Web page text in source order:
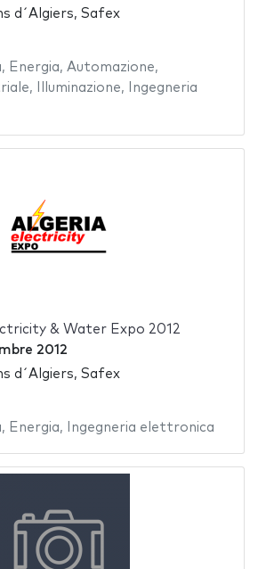
d´Algiers, Safex
, Energia, Automazione,
, Illuminazione,
Ingegneria
& Water Expo 2012
2012
d´Algiers, Safex
, Energia, Ingegneria elettronica